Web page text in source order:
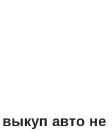
авто не